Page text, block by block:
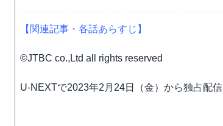
【関連記事・各話あらすじ】
©︎JTBC co.,Ltd all rights reserved
U-NEXTで2023年2月24日（金）から独占配信